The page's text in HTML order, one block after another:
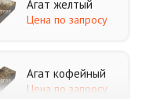
Агат желтый
Цена по запросу
Агат кофейный
Цена по запросу